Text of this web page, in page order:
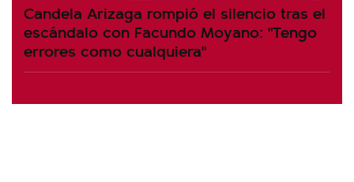
Candela Arizaga rompió el silencio tras el
escándalo con Facundo Moyano: "Tengo
errores como cualquiera"